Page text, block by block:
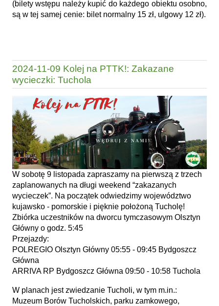
(bilety wstępu należy kupić do każdego obiektu osobno,
są w tej samej cenie: bilet normalny 15 zł, ulgowy 12 zł).
2024-11-09 Kolej na PTTK!: Zakazane
wycieczki: Tuchola
W sobotę 9 listopada zapraszamy na pierwszą z trzech
zaplanowanych na długi weekend “zakazanych
wycieczek”. Na początek odwiedzimy województwo
kujawsko - pomorskie i pięknie położoną Tucholę!
Zbiórka uczestników na dworcu tymczasowym Olsztyn
Główny o godz. 5:45
Przejazdy:
POLREGIO Olsztyn Główny 05:55 - 09:45 Bydgoszcz
Główna
ARRIVA RP Bydgoszcz Główna 09:50 - 10:58 Tuchola
W planach jest zwiedzanie Tucholi, w tym m.in.:
Muzeum Borów Tucholskich, pa